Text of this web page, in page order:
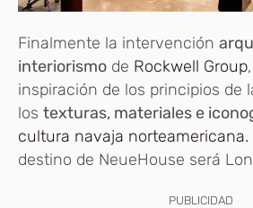
Finalmente la intervención
interiorismo de Rockwell Group
inspiración de los principios de
los texturas, materiales e
cultura navaja norteamericana.
destino de NeueHouse será
PUBLICIDAD